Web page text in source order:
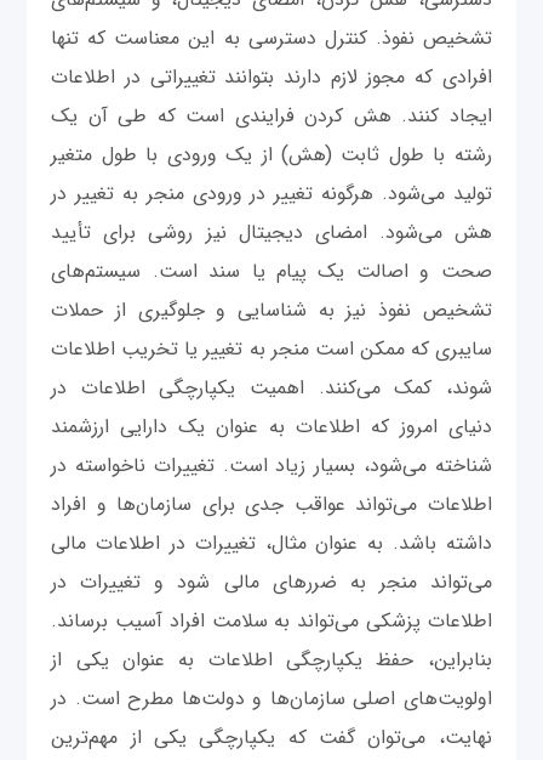
تشخیص نفوذ. کنترل دسترسی به این معناست که تنها
افرادی که مجوز لازم دارند بتوانند تغییراتی در اطلاعات
ایجاد کنند. هش کردن فرایندی است که طی آن یک
رشته با طول ثابت (هش) از یک ورودی با طول متغیر
تولید می‌شود. هرگونه تغییر در ورودی منجر به تغییر در
هش می‌شود. امضای دیجیتال نیز روشی برای تأیید
صحت و اصالت یک پیام یا سند است. سیستم‌های
تشخیص نفوذ نیز به شناسایی و جلوگیری از حملات
سایبری که ممکن است منجر به تغییر یا تخریب اطلاعات
شوند، کمک می‌کنند. اهمیت یکپارچگی اطلاعات در
دنیای امروز که اطلاعات به عنوان یک دارایی ارزشمند
شناخته می‌شود، بسیار زیاد است. تغییرات ناخواسته در
اطلاعات می‌تواند عواقب جدی برای سازمان‌ها و افراد
داشته باشد. به عنوان مثال، تغییرات در اطلاعات مالی
می‌تواند منجر به ضررهای مالی شود و تغییرات در
اطلاعات پزشکی می‌تواند به سلامت افراد آسیب برساند.
بنابراین، حفظ یکپارچگی اطلاعات به عنوان یکی از
اولویت‌های اصلی سازمان‌ها و دولت‌ها مطرح است. در
نهایت، می‌توان گفت که یکپارچگی یکی از مهم‌ترین